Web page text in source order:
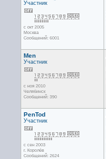
Участник
с окт 2005
Москва
Сообщений: 6001
Men
Участник
с ноя 2010
Челябинск
Сообщений: 390
PenTod
Участник
с сен 2003
г. Королёв
Сообщений: 2624